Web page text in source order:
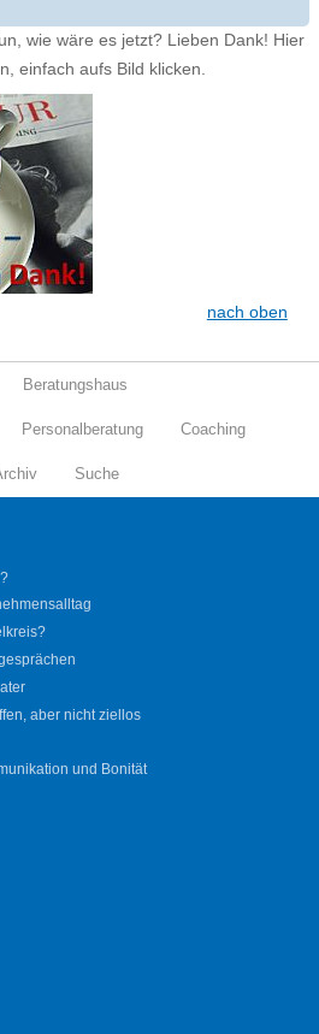
wie wäre es jetzt? Lieben Dank! Hier
einfach aufs Bild klicken.
nach oben
Beratungshaus
Personalberatung Coaching
Suche
aber nicht ziellos
und Bonität